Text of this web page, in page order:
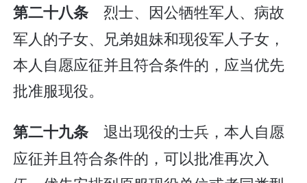
第二十八条 烈士、因公牺牲军人、病故
军人的子女、兄弟姐妹和现役军人子女，
本人自愿应征并且符合条件的，应当优先
批准服现役。
第二十九条 退出现役的士兵，本人自愿
应征并且符合条件的，可以批准再次入